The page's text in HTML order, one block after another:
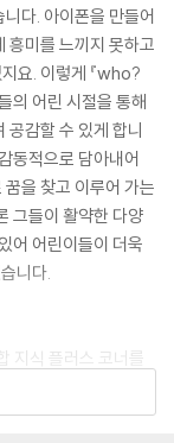
다. 아이폰을 만들어
흥미를 느끼지 못하고
요. 이렇게 『who?
의 어린 시절을 통해
공감할 수 있게 합니
동적으로 담아내어
을 찾고 이루어 가는
그들이 활약한 다양
어 어린이들이 더욱
니다.
지식 플러스 코너를
얻을 수 있습니다. 아
결과를 알 수 있고,